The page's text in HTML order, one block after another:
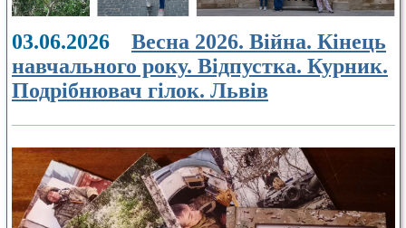
03.06.2026 Весна 2026. Війна. Кінець
навчального року. Відпустка. Курник.
Подрібнювач гілок. Львів